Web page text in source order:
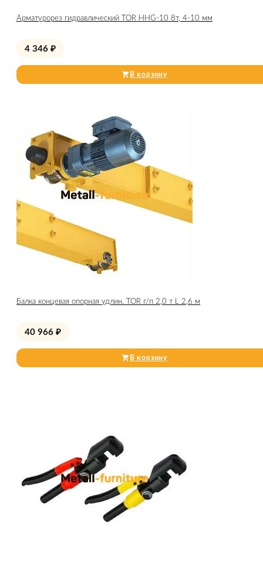
Арматурорез гидравлический TOR HHG-10 8т, 4-10 мм
4 346 ₽
В корзину
Балка концевая опорная удлин. TOR г/п 2,0 т L 2,6 м
40 966 ₽
В корзину